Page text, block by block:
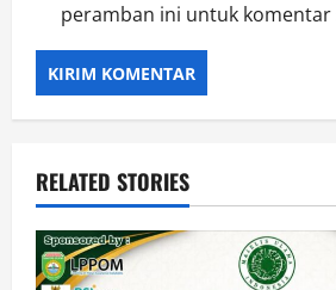
peramban ini untuk komentar
RELATED STORIES